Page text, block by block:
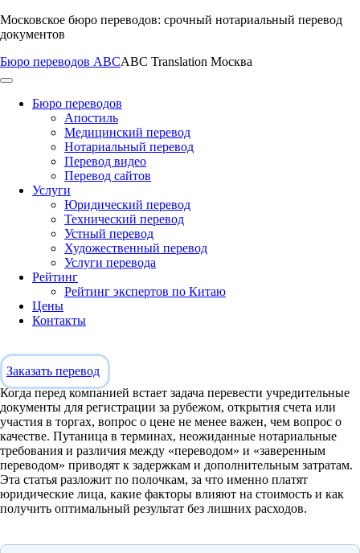
Перейти
к
Московское бюро переводов: срочный нотариальный перевод
документов
Бюро переводов ABCABC Translation Москва
Бюро переводов
Апостиль
Медицинский перевод
Нотариальный перевод
Перевод видео
Перевод сайтов
Услуги
Юридический перевод
Технический перевод
Устный перевод
Художественный перевод
Услуги перевода
Рейтинг
Рейтинг экспертов по Китаю
Цены
Контакты
Заказать перевод
Когда перед компанией встает задача перевести учредительные
документы для регистрации за рубежом, открытия счета или
участия в торгах, вопрос о цене не менее важен, чем вопрос о
качестве. Путаница в терминах, неожиданные нотариальные
требования и различия между «переводом» и «заверенным
переводом» приводят к задержкам и дополнительным затратам.
Эта статья разложит по полочкам, за что именно платят
юридические лица, какие факторы влияют на стоимость и как
получить оптимальный результат без лишних расходов.